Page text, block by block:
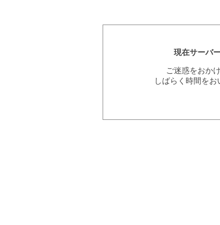
現在サーバ
ご迷惑をおか
しばらく時間を